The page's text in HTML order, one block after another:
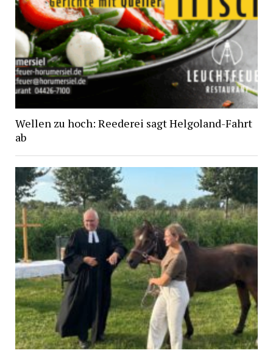
Wellen zu hoch: Reederei sagt Helgoland-Fahrt
ab